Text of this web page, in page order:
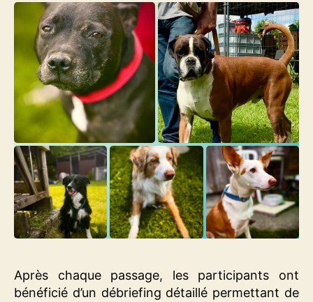
Après chaque passage, les participants ont
bénéficié d’un débriefing détaillé permettant de